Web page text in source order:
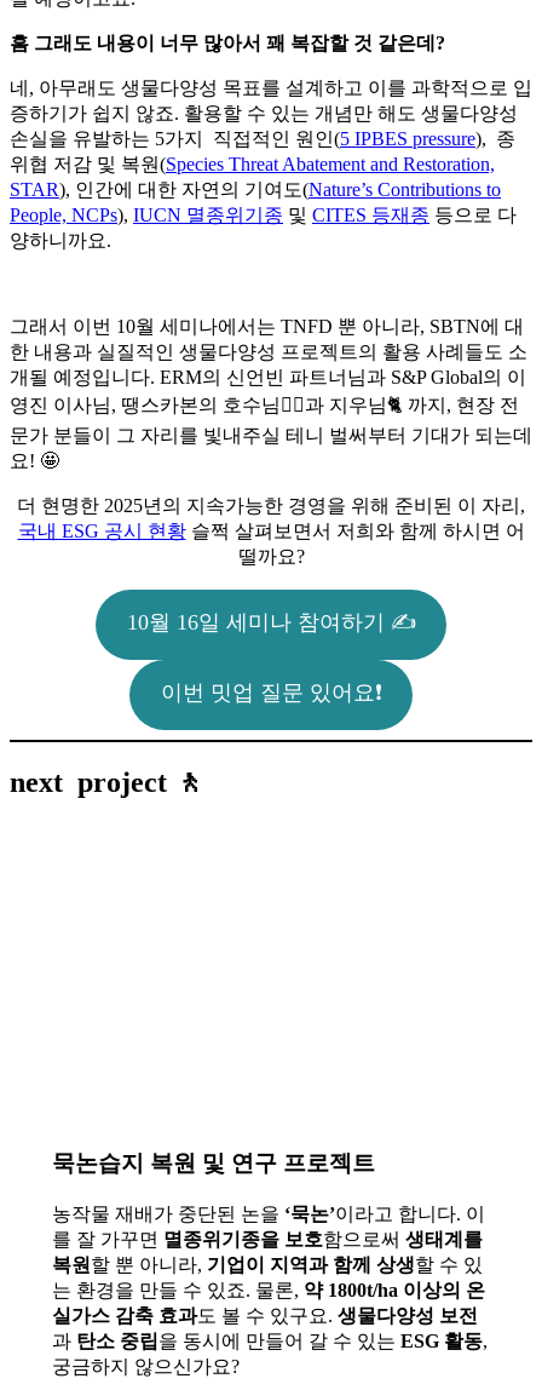
흠 그래도 내용이 너무 많아서 꽤 복잡할 것 같은데?
네, 아무래도 생물다양성 목표를 설계하고 이를 과학적으로 입
증하기가 쉽지 않죠. 활용할 수 있는 개념만 해도 생물다양성
손실을 유발하는 5가지 직접적인 원인(5 IPBES pressure), 종
위협 저감 및 복원(Species Threat Abatement and Restoration,
STAR), 인간에 대한 자연의 기여도(Nature’s Contributions to
People, NCPs), IUCN 멸종위기종 및 CITES 등재종 등으로 다
양하니까요.
그래서 이번 10월 세미나에서는 TNFD 뿐 아니라, SBTN에 대
한 내용과 실질적인 생물다양성 프로젝트의 활용 사례들도 소
개될 예정입니다. ERM의 신언빈 파트너님과 S&P Global의 이
영진 이사님, 땡스카본의 호수님🏄‍♀️과 지우님🐈 까지, 현장 전
문가 분들이 그 자리를 빛내주실 테니 벌써부터 기대가 되는데
요! 🤩
더 현명한 2025년의 지속가능한 경영을 위해 준비된 이 자리,
국내 ESG 공시 현황슬쩍 살펴보면서 저희와 함께 하시면 어
떨까요?
10월 16일 세미나 참여하기 ✍️
이번 밋업 질문 있어요❗️
next project 🚶
묵논습지 복원 및 연구 프로젝트
농작물 재배가 중단된 논을 ‘묵논’이라고 합니다. 이
를 잘 가꾸면 멸종위기종을 보호함으로써 생태계를
복원 할 뿐 아니라, 기업이 지역과 함께 상생할 수 있
는 환경을 만들 수 있죠. 물론, 약 1800t/ha 이상의 온
실가스 감축 효과도 볼 수 있구요. 생물다양성 보전
과 탄소 중립을 동시에 만들어 갈 수 있는 ESG 활동,
궁금하지 않으신가요?